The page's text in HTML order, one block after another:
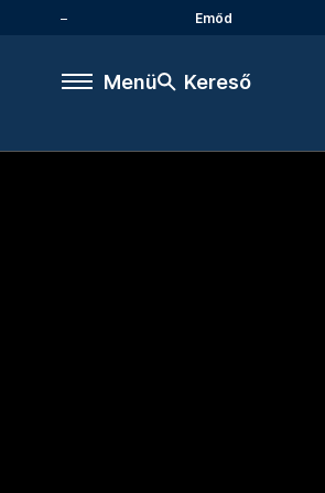
Emőd
Menü Kereső